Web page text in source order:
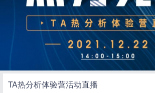
TA热分析体验营活动直播